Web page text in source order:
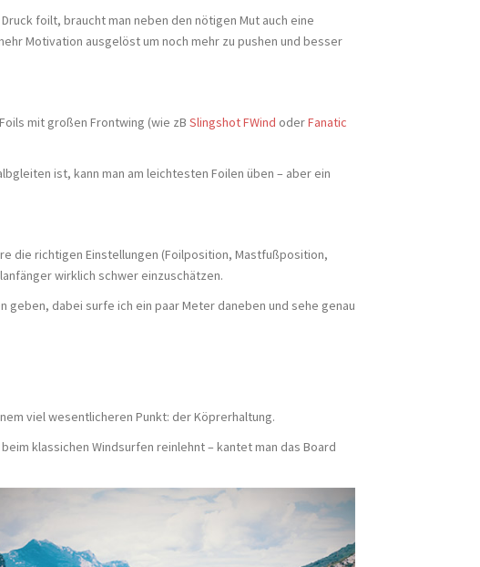
foilt, braucht man neben den nötigen Mut auch eine
Motivation ausgelöst um noch mehr zu pushen und besser
mit großen Frontwing (wie zB Slingshot FWind oderFanatic
ist, kann man am leichtesten Foilen üben – aber ein
die richtigen Einstellungen (Foilposition, Mastfußposition,
wirklich schwer einzuschätzen.
geben, dabei surfe ich ein paar Meter daneben und sehe genau
viel wesentlicheren Punkt: der Köprerhaltung.
klassichen Windsurfen reinlehnt – kantet man das Board